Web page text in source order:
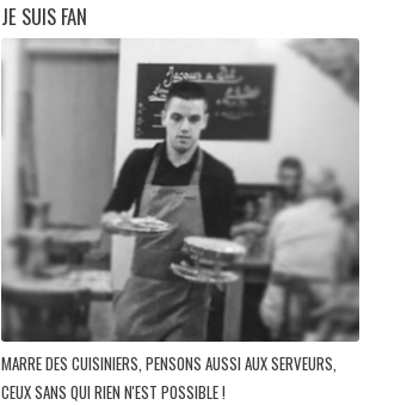
JE SUIS FAN
MARRE DES CUISINIERS, PENSONS AUSSI AUX SERVEURS,
CEUX SANS QUI RIEN N'EST POSSIBLE !